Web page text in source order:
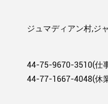
ジュマディアン村,ジ
44-75-9670-3510(仕
44-77-1667-4048(休